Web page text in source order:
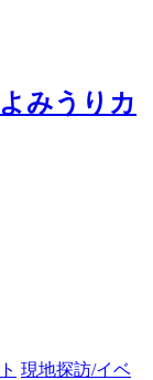
よみうりカ
現地探訪/イベ